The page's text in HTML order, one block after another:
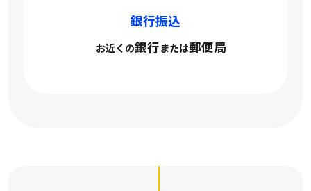
銀行振込
お近くの銀行または郵便局